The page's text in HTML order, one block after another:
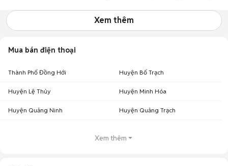
Xem thêm
Mua bán điện thoại
Thành Phố Đồng Hới Huyện Bố Trạch
Huyện Lệ Thủy Huyện Minh Hóa
Huyện Quảng Ninh Huyện Quảng Trạch
Xem thêm